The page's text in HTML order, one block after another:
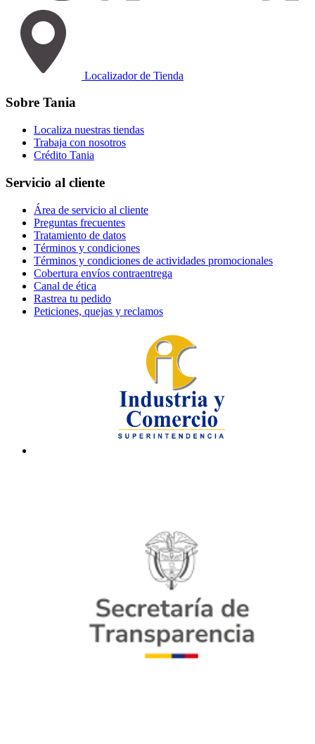
Localizador de Tienda
Sobre Tania
Localiza nuestras tiendas
Trabaja con nosotros
Crédito Tania
Servicio al cliente
Área de servicio al cliente
Preguntas frecuentes
Tratamiento de datos
Términos y condiciones
Términos y condiciones de actividades promocionales
Cobertura envíos contraentrega
Canal de ética
Rastrea tu pedido
Peticiones, quejas y reclamos